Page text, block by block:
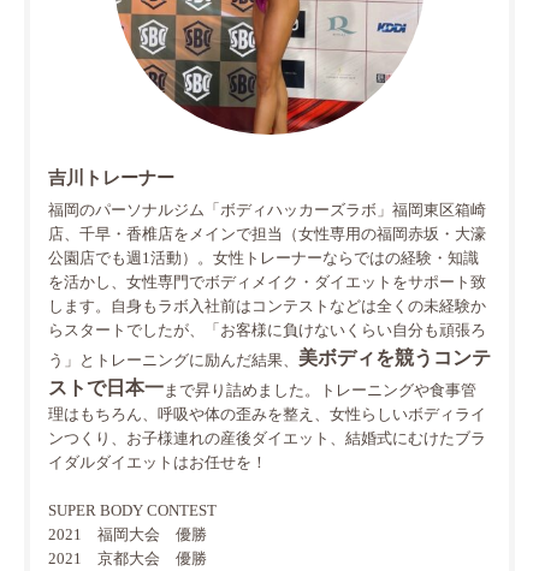
吉川トレーナー
福岡のパーソナルジム「ボディハッカーズラボ」福岡東区箱崎
店、千早・香椎店をメインで担当（女性専用の福岡赤坂・大濠
公園店でも週1活動）。女性トレーナーならではの経験・知識
を活かし、女性専門でボディメイク・ダイエットをサポート致
します。自身もラボ入社前はコンテストなどは全くの未経験か
らスタートでしたが、「お客様に負けないくらい自分も頑張ろ
う」とトレーニングに励んだ結果、 美ボディを競うコンテ
ストで日本一 まで昇り詰めました。トレーニングや食事管
理はもちろん、呼吸や体の歪みを整え、女性らしいボディライ
ンつくり、お子様連れの産後ダイエット、結婚式にむけたブラ
イダルダイエットはお任せを！
SUPER BODY CONTEST
2021 福岡大会 優勝
2021 京都大会 優勝